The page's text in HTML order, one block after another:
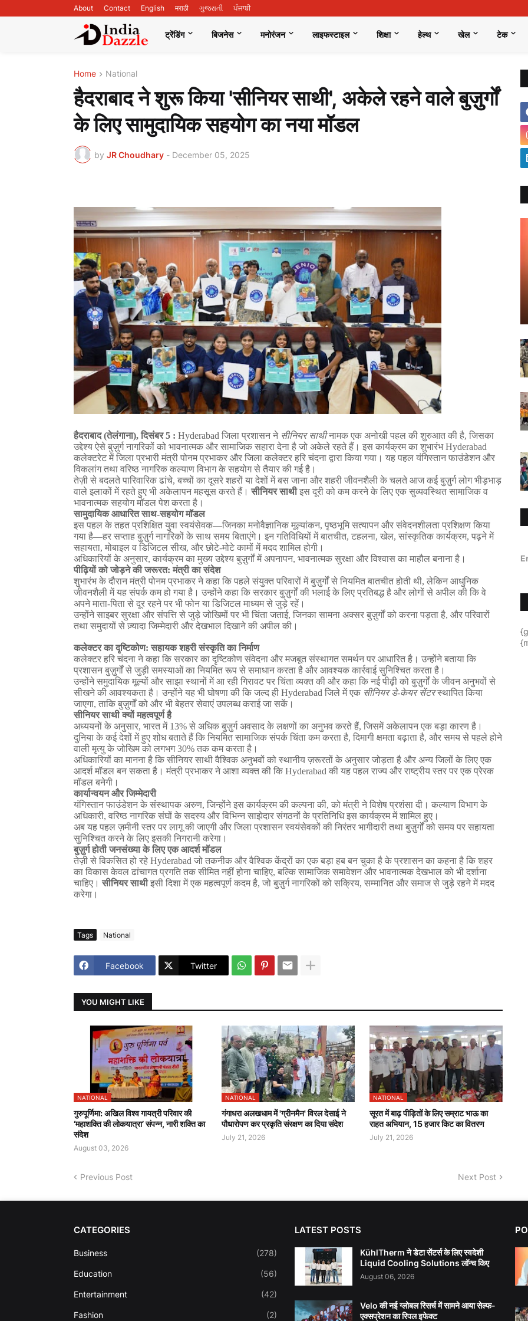
About Contact English मराठी ગુજરાતી ਪੰਜਾਬੀ
ट्रेंडिंग बिजनेस मनोरंजन लाइफस्टाइल शिक्षा हेल्थ खेल टेक
Home National
हैदराबाद ने शुरू किया 'सीनियर साथी', अकेले रहने वाले बुज़ुर्गों
के लिए सामुदायिक सहयोग का नया मॉडल
by JR Choudhary - December 05, 2025
हैदराबाद(तेलंगाना),दिसंबर5 : Hyderabad जिला प्रशासन ने सीनियर साथी नामक एक अनोखी पहल की शुरुआत की है, जिसका
उद्देश्य ऐसे बुज़ुर्ग नागरिकों को भावनात्मक और सामाजिक सहारा देना है जो अकेले रहते हैं। इस कार्यक्रम का शुभारंभHyderabad
कलेक्टरेट में जिला प्रभारी मंत्री पोनम प्रभाकर और जिला कलेक्टर हरि चंदना द्वारा किया गया। यह पहल यंगिस्तान फाउंडेशन और
विकलांग तथा वरिष्ठ नागरिक कल्याण विभाग के सहयोग से तैयार की गई है।
तेज़ी से बदलते पारिवारिक ढांचे, बच्चों का दूसरे शहरों या देशों में बस जाना और शहरी जीवनशैली के चलते आज कई बुज़ुर्ग लोग भीड़भाड़
वाले इलाकों में रहते हुए भी अकेलापन महसूस करते हैं। सीनियर साथी इस दूरी को कम करने के लिए एक सुव्यवस्थित सामाजिक व
भावनात्मक सहयोग मॉडल पेश करता है।
सामुदायिक आधारित साथ-सहयोग मॉडल
इस पहल के तहत प्रशिक्षित युवा स्वयंसेवक—जिनका मनोवैज्ञानिक मूल्यांकन, पृष्ठभूमि सत्यापन और संवेदनशीलता प्रशिक्षण किया
गया है—हर सप्ताह बुज़ुर्ग नागरिकों के साथ समय बिताएंगे। इन गतिविधियों में बातचीत, टहलना, खेल, सांस्कृतिक कार्यक्रम, पढ़ने में
सहायता, मोबाइल व डिजिटल सीख, और छोटे-मोटे कामों में मदद शामिल होगी।
अधिकारियों के अनुसार, कार्यक्रम का मुख्य उद्देश्य बुज़ुर्गों में अपनापन, भावनात्मक सुरक्षा और विश्वास का माहौल बनाना है।
पीढ़ियों को जोड़ने की जरूरत:मंत्री का संदेश
शुभारंभ के दौरान मंत्री पोनम प्रभाकर ने कहा कि पहले संयुक्त परिवारों में बुज़ुर्गों से नियमित बातचीत होती थी, लेकिन आधुनिक
जीवनशैली में यह संपर्क कम हो गया है। उन्होंने कहा कि सरकार बुज़ुर्गों की भलाई के लिए प्रतिबद्ध है और लोगों से अपील की कि वे
अपने माता-पिता से दूर रहने पर भी फोन या डिजिटल माध्यम से जुड़े रहें।
उन्होंने साइबर सुरक्षा और संपत्ति से जुड़े जोखिमों पर भी चिंता जताई, जिनका सामना अक्सर बुज़ुर्गों को करना पड़ता है, और परिवारों
तथा समुदायों से ज़्यादा जिम्मेदारी और देखभाल दिखाने की अपील की।
कलेक्टर का दृष्टिकोण:सहायक शहरी संस्कृति का निर्माण
कलेक्टर हरि चंदना ने कहा कि सरकार का दृष्टिकोण संवेदना और मजबूत संस्थागत समर्थन पर आधारित है। उन्होंने बताया कि
प्रशासन बुज़ुर्गों से जुड़ी समस्याओं का नियमित रूप से समाधान करता है और आवश्यक कार्रवाई सुनिश्चित करता है।
उन्होंने समुदायिक मूल्यों और साझा स्थानों में आ रही गिरावट पर चिंता व्यक्त की और कहा कि नई पीढ़ी को बुज़ुर्गों के जीवन अनुभवों से
सीखने की आवश्यकता है। उन्होंने यह भी घोषणा की कि जल्द ही Hyderabad जिले में एक सीनियर डे-केयर सेंटर स्थापित किया
जाएगा, ताकि बुज़ुर्गों को और भी बेहतर सेवाएं उपलब्ध कराई जा सकें।
सीनियर साथी क्यों महत्वपूर्ण है
अध्ययनों के अनुसार, भारत में13% से अधिक बुज़ुर्ग अवसाद के लक्षणों का अनुभव करते हैं, जिसमें अकेलापन एक बड़ा कारण है।
दुनिया के कई देशों में हुए शोध बताते हैं कि नियमित सामाजिक संपर्क चिंता कम करता है, दिमागी क्षमता बढ़ाता है, और समय से पहले होने
वाली मृत्यु के जोखिम को लगभग30% तक कम करता है।
अधिकारियों का मानना है कि सीनियर साथी वैश्विक अनुभवों को स्थानीय ज़रूरतों के अनुसार जोड़ता है और अन्य जिलों के लिए एक
आदर्श मॉडल बन सकता है। मंत्री प्रभाकर ने आशा व्यक्त की कि Hyderabad की यह पहल राज्य और राष्ट्रीय स्तर पर एक प्रेरक
मॉडल बनेगी।
कार्यान्वयन और जिम्मेदारी
यंगिस्तान फाउंडेशन के संस्थापक अरुण, जिन्होंने इस कार्यक्रम की कल्पना की, को मंत्री ने विशेष प्रशंसा दी। कल्याण विभाग के
अधिकारी, वरिष्ठ नागरिक संघों के सदस्य और विभिन्न साझेदार संगठनों के प्रतिनिधि इस कार्यक्रम में शामिल हुए।
अब यह पहल ज़मीनी स्तर पर लागू की जाएगी और जिला प्रशासन स्वयंसेवकों की निरंतर भागीदारी तथा बुज़ुर्गों को समय पर सहायता
सुनिश्चित करने के लिए इसकी निगरानी करेगा।
बुज़ुर्ग होती जनसंख्या के लिए एक आदर्श मॉडल
तेज़ी से विकसित हो रहे Hyderabad जो तकनीक और वैश्विक केंद्रों का एक बड़ा हब बन चुका है के प्रशासन का कहना है कि शहर
का विकास केवल ढांचागत प्रगति तक सीमित नहीं होना चाहिए, बल्कि सामाजिक समावेशन और भावनात्मक देखभाल को भी दर्शाना
चाहिए। सीनियर साथी इसी दिशा में एक महत्वपूर्ण कदम है, जो बुज़ुर्ग नागरिकों को सक्रिय, सम्मानित और समाज से जुड़े रहने में मदद
करेगा।
Tags National
Facebook Twitter
YOU MIGHT LIKE
NATIONAL
गुरुपूर्णिमा: अखिल विश्व गायत्री परिवार की
‘महाशक्ति की लोकयात्रा’ संपन्न, नारी शक्ति का
संदेश
August 03, 2026
NATIONAL
गंगाधरा अलखधाम में 'ग्रीनमैन' विरल देसाई ने
पौधारोपण कर प्रकृति संरक्षण का दिया संदेश
July 21, 2026
NATIONAL
सूरत में बाढ़ पीड़ितों के लिए सम्राट भाऊ का
राहत अभियान, 15 हजार किट का वितरण
July 21, 2026
Previous Post Next Post
CATEGORIES
Business (278)
Education (56)
Entertainment (42)
Fashion (2)
LATEST POSTS
KühlTherm ने डेटा सेंटर्स के लिए स्वदेशी
Liquid Cooling Solutions लॉन्च किए
August 06, 2026
Velo की नई ग्लोबल रिसर्च में सामने आया सेल्फ-
एक्सप्रेशन का रिपल इफेक्ट